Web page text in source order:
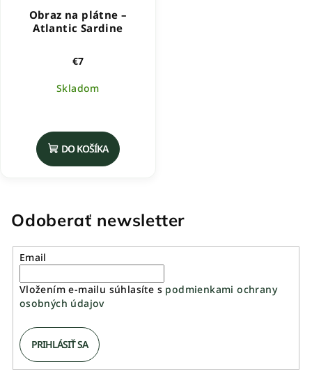
Obraz na plátne –
Atlantic Sardine
€7
Skladom
DO KOŠÍKA
Odoberať newsletter
Email
Vložením e-mailu súhlasíte s podmienkami ochrany
osobných údajov
PRIHLÁSIŤ SA